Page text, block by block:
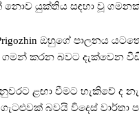
නොව යුක්තිය සඳහා වූ
Prigozhin ඔහුගේ පාලනය
කරන බවට දැක්වෙන
ළඟා වීමට හැකිවේ ද
බවයි විදෙස් වාර්තා